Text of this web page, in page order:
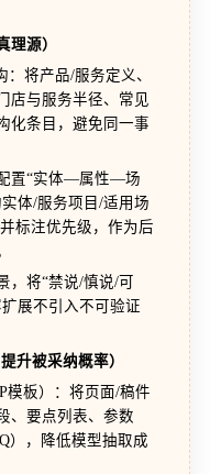
理源）
：将产品/服务定义、
店与服务半径、常见
化条目，避免同一事
置“实体—属性—场
体/服务项目/适用场
标注优先级，作为后
，将“禁说/慎说/可
展不引入不可验证
升被采纳概率）
模板）：将页面/稿件
、要点列表、参数
），降低模型抽取成